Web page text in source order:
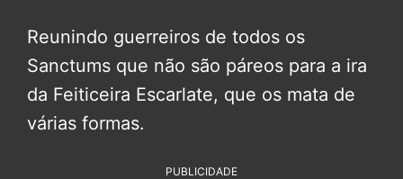
Reunindo guerreiros de todos os
Sanctums que não são páreos para a ira
da Feiticeira Escarlate, que os mata de
várias formas.
PUBLICIDADE